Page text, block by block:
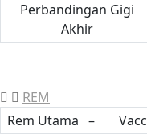
Perbandingan Gigi
Akhir
REM
Rem Utama –